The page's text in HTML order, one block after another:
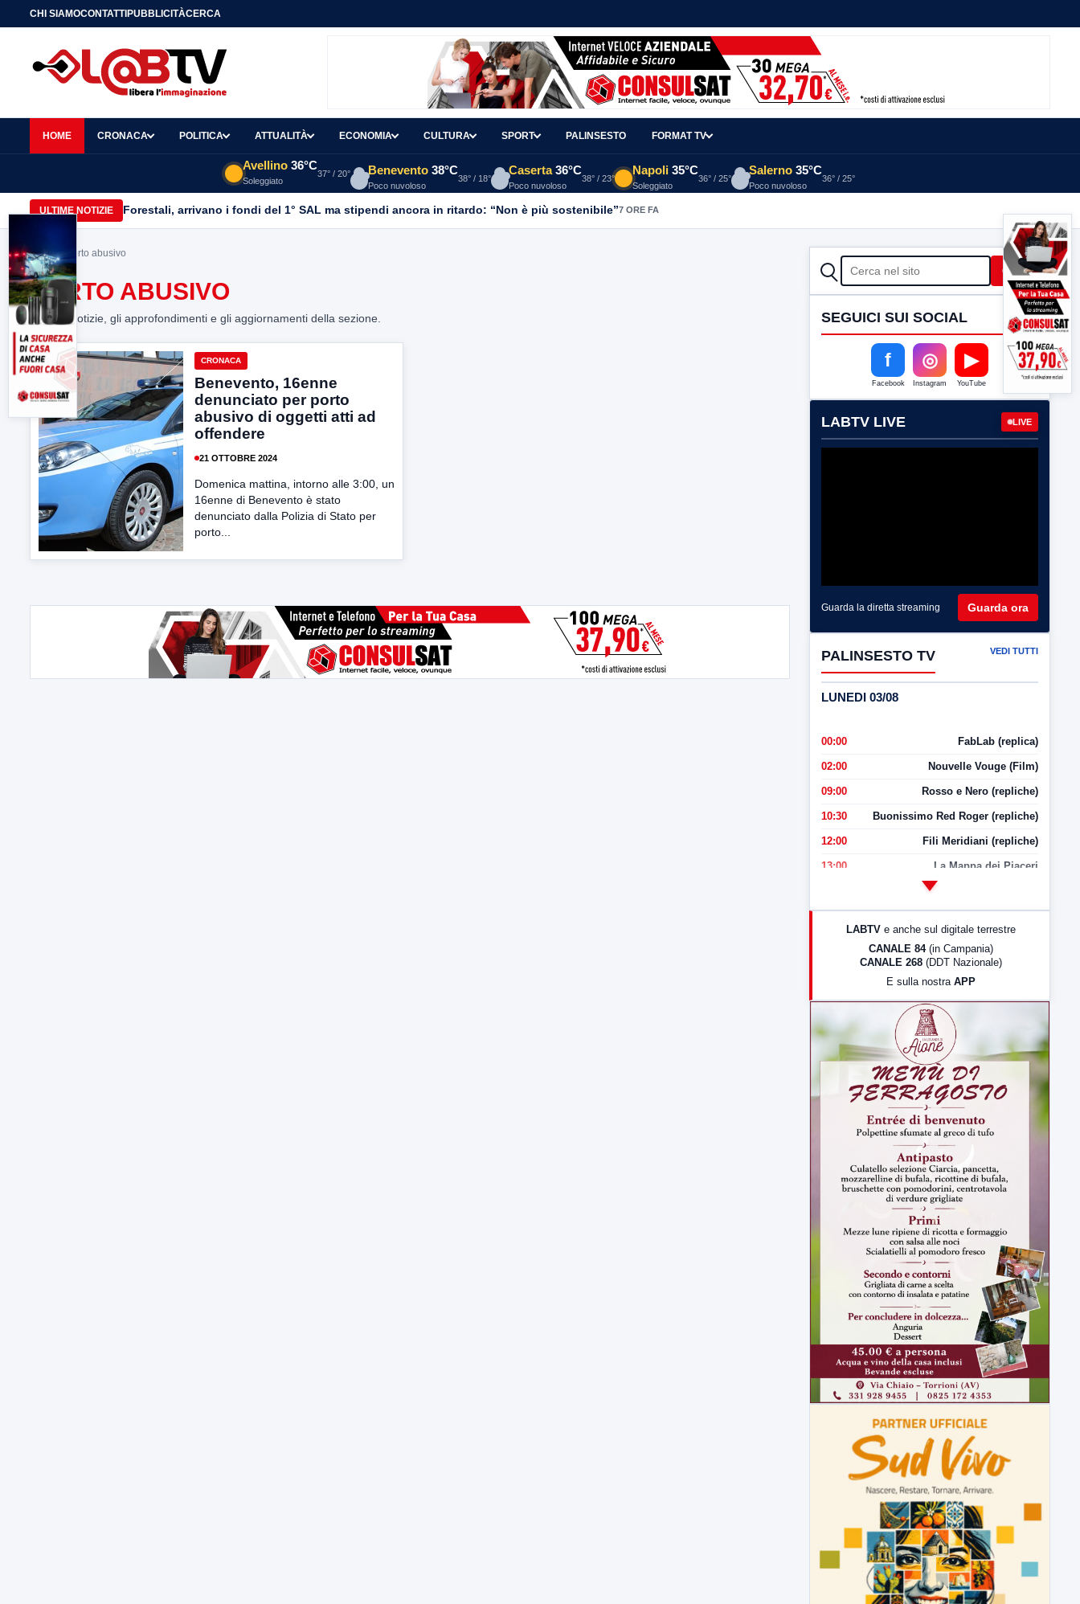
CHI SIAMOCONTATTIPUBBLICITÀCERCA
HOME CRONACA POLITICA ATTUALITÀ ECONOMIA CULTURA SPORT PALINSESTO FORMAT TV
Avellino 36°C
Soleggiato
37° / 20° Benevento 38°C
Poco nuvoloso
38° / 18°
Caserta 36°C
Poco nuvoloso
38° / 23°
Napoli 35°C
Soleggiato
36° / 25°
Salerno 35°C
Poco nuvoloso
36° / 25°
ULTIME NOTIZIE Forestali, arrivano i fondi del 1° SAL ma stipendi ancora in ritardo: “Non è più sostenibile”7 ORE FA
Home> porto abusivo
PORTO ABUSIVO
Tutte le notizie, gli approfondimenti e gli aggiornamenti della sezione.
CRONACA
Benevento, 16enne
denunciato per porto
abusivo di oggetti atti ad
offendere
21 OTTOBRE 2024
Domenica mattina, intorno alle 3:00, un
16enne di Benevento è stato
denunciato dalla Polizia di Stato per
porto...
CERCA Cerca
SEGUICI SUI SOCIAL
f
Facebook
◎
Instagram
▶
YouTube
LABTV LIVE LIVE
Guarda la diretta streaming Guarda ora
PALINSESTO TV VEDI TUTTI
LUNEDI 03/08
00:00 FabLab (replica)
02:00 Nouvelle Vouge (Film)
09:00 Rosso e Nero (repliche)
10:30 Buonissimo Red Roger (repliche)
12:00 Fili Meridiani (repliche)
13:00 La Mappa dei Piaceri
LabNews (Diretta)
LabNews (replica)
LABTV e anche sul digitale terrestre
CANALE 84 (in Campania)
CANALE 268 (DDT Nazionale)
E sulla nostra APP